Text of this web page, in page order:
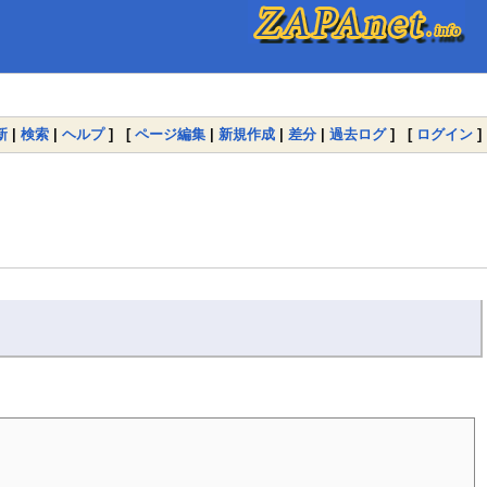
| 検索 | ヘルプ] [ ページ編集 | 新規作成 | 差分 | 過去ログ] [ ログイン ]